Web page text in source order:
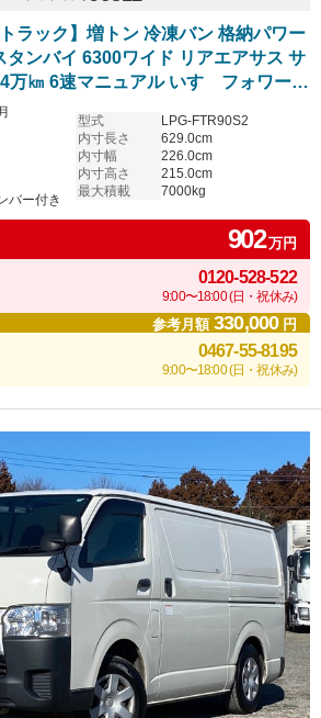
ラック】増トン 冷凍バン 格納パワー
タンバイ 6300ワイド リアエアサス サ
万㎞ 6速マニュアル いすゞフォワード
バー付き
型式
LPG-FTR90S2
内寸長さ
629.0cm
内寸幅
226.0cm
内寸高さ
215.0cm
最大積載
7000kg
902万円
0120-528-522
9:00〜18:00 (日・祝休み)
参考月額330,000円
0467-55-8195
9:00〜18:00 (日・祝休み)